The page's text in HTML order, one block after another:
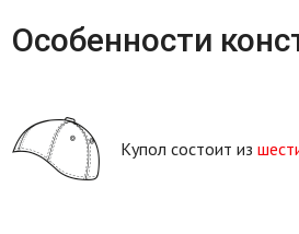
Особенности
Купол состоит из